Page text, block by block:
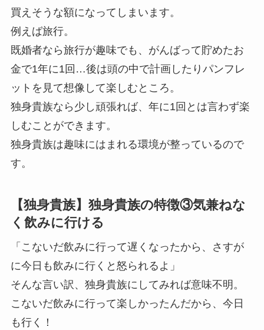
買えそうな額になってしまいます。
例えば旅行。
既婚者なら旅行が趣味でも、がんばって貯めたお
金で1年に1回…後は頭の中で計画したりパンフレ
ットを見て想像して楽しむところ。
独身貴族なら少し頑張れば、年に1回とは言わず楽
しむことができます。
独身貴族は趣味にはまれる環境が整っているので
す。
【独身貴族】独身貴族の特徴③気兼ねな
く飲みに行ける
「こないだ飲みに行って遅くなったから、さすが
に今日も飲みに行くと怒られるよ」
そんな言い訳、独身貴族にしてみれば意味不明。
こないだ飲みに行って楽しかったんだから、今日
も行く！